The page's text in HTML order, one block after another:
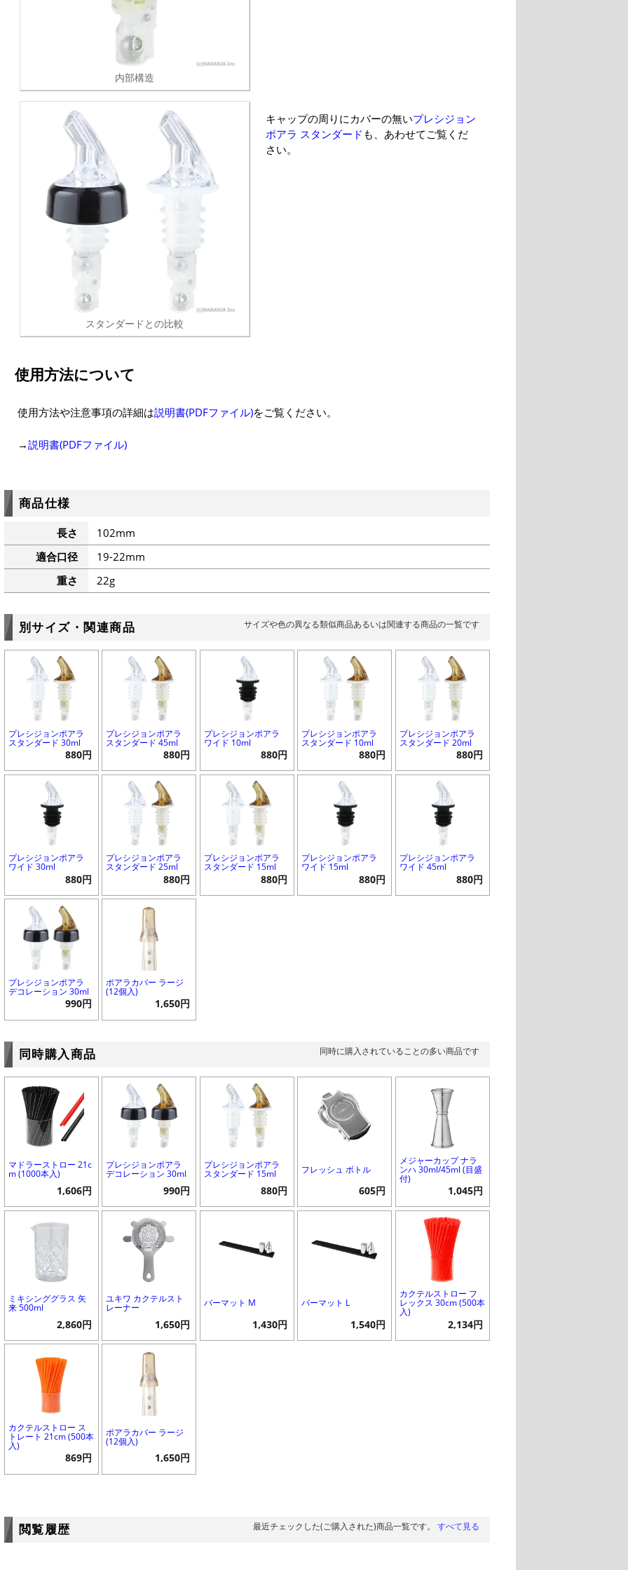
内部構造
スタンダードとの比較
キャップの周りにカバーの無いプレシジョン
ポアラ スタンダード も、あわせてご覧くだ
さい。
使用方法について
使用方法や注意事項の詳細は説明書(PDFファイル)をご覧ください。
→説明書(PDFファイル)
商品仕様
長さ
102mm
適合口径
19-22mm
重さ
22g
別サイズ・関連商品 サイズや色の異なる類似商品あるいは関連する商品の一覧です
プレシジョンポアラ
スタンダード 30ml
880円
プレシジョンポアラ
スタンダード 45ml
880円
プレシジョンポアラ
ワイド 10ml
880円
プレシジョンポアラ
スタンダード 10ml
880円
プレシジョンポアラ
スタンダード 20ml
880円
プレシジョンポアラ
ワイド 30ml
880円
プレシジョンポアラ
スタンダード 25ml
880円
プレシジョンポアラ
スタンダード 15ml
880円
プレシジョンポアラ
ワイド 15ml
880円
プレシジョンポアラ
ワイド 45ml
880円
プレシジョンポアラ
デコレーション 30ml
990円
ポアラカバー ラージ
(12個入)
1,650円
同時購入商品 同時に購入されていることの多い商品です
マドラーストロー 21c
m (1000本入)
1,606円
プレシジョンポアラ
デコレーション 30ml
990円
プレシジョンポアラ
スタンダード 15ml
880円
フレッシュ ボトル
605円
メジャーカップ ナラ
ンハ 30ml/45ml (目盛
付)
1,045円
ミキシンググラス 矢
来 500ml
2,860円
ユキワ カクテルスト
レーナー
1,650円
バーマット M
1,430円
バーマット L
1,540円
カクテルストロー フ
レックス 30cm (500本
入)
2,134円
カクテルストロー ス
トレート 21cm (500本
入)
869円
ポアラカバー ラージ
(12個入)
1,650円
閲覧履歴 最近チェックした(ご購入された)商品一覧です。 すべて見る